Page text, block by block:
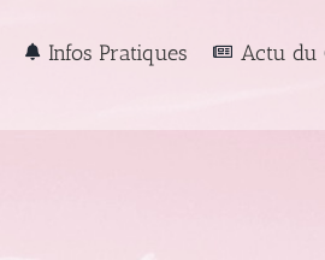
Infos Pratiques Actu du